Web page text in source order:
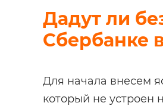
Дадут ли
Сбербанке
Для начала внесем
который не устроен